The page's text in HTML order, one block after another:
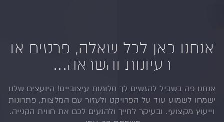
אנחנו כאן לכל שאלה, פרטים או
רעיונות והשראה...
אנחנו פה בשביל להגשים לך חלומות עיצוביים! היועצים שלנו
ישמחו לשמוע עוד על הפרויקט ולעזור עם המלצות, פתרונות
וייעוץ מקצועי. ובעיקר לחייך ולהנעים לכם את חווית הקנייה.